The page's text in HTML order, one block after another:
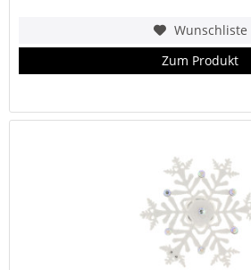
Wunschliste
Zum Produkt